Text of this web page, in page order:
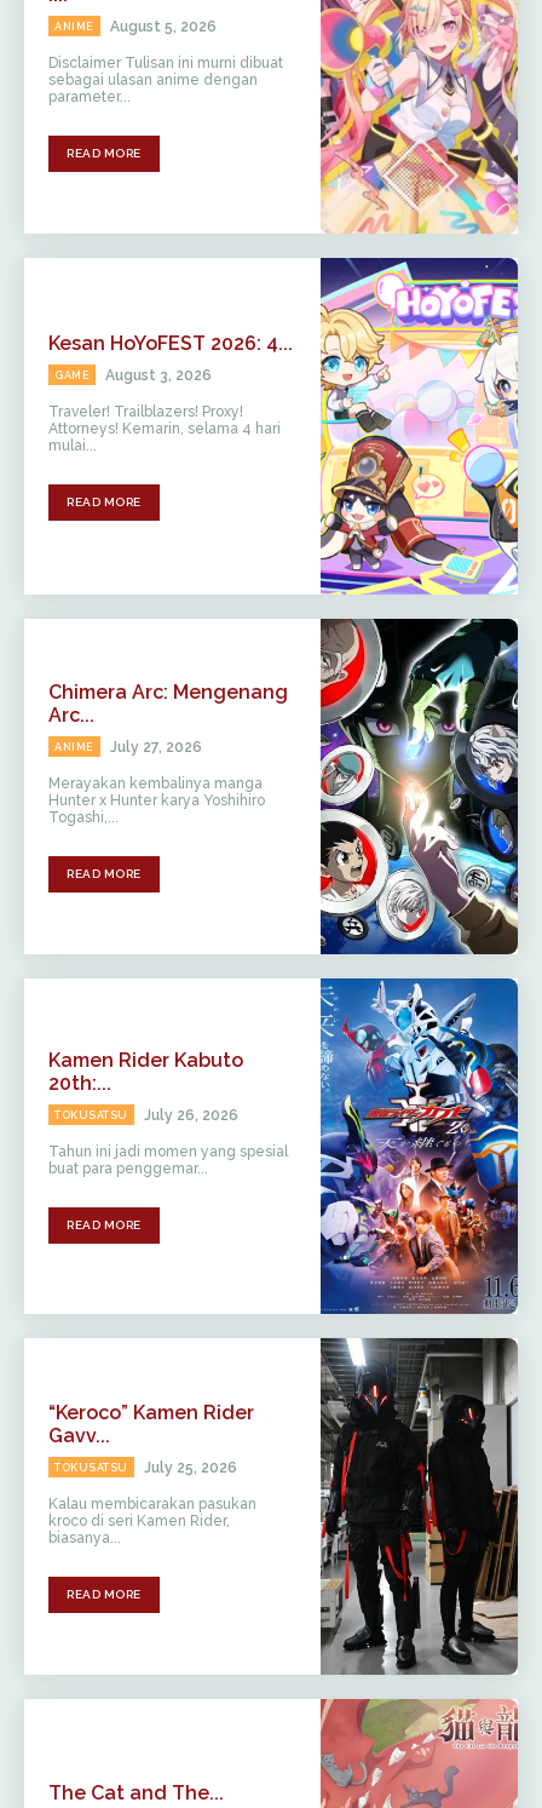
ANIME August 5, 2026
Disclaimer Tulisan ini murni dibuat
sebagai ulasan anime dengan
parameter...
READ MORE
Kesan HoYoFEST 2026: 4...
GAME August 3, 2026
Traveler! Trailblazers! Proxy!
Attorneys! Kemarin, selama 4 hari
mulai...
READ MORE
Chimera Arc: Mengenang
Arc...
ANIME July 27, 2026
Merayakan kembalinya manga
Hunter x Hunter karya Yoshihiro
Togashi,...
READ MORE
Kamen Rider Kabuto
20th:...
TOKUSATSU July 26, 2026
Tahun ini jadi momen yang spesial
buat para penggemar...
READ MORE
“Keroco” Kamen Rider
Gavv...
TOKUSATSU July 25, 2026
Kalau membicarakan pasukan
kroco di seri Kamen Rider,
biasanya...
READ MORE
The Cat and The...